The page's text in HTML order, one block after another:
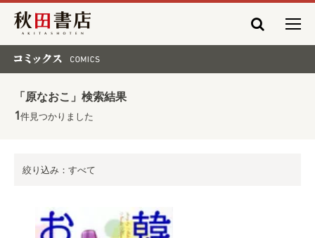
秋田書店
「原なおこ」検索結果
1件見つかりました
絞り込み：すべて